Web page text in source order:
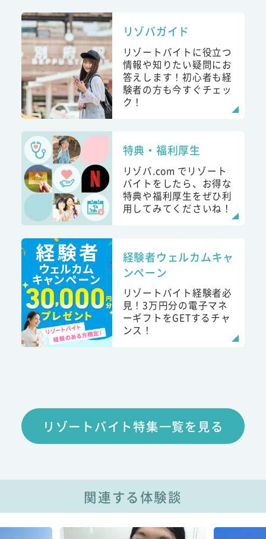
リゾバガイド
リゾートバイトに役立つ
情報や知りたい疑問にお
答えします！初心者も経
験者の方も今すぐチェッ
ク！
特典・福利厚生
リゾバ.com でリゾート
バイトをしたら、お得な
特典や福利厚生をぜひ利
用してみてくださいね！
経験者ウェルカムキャ
ンペーン
リゾートバイト経験者必
見！3万円分の電子マネ
ーギフトをGETするチャ
ンス！
リゾートバイト特集一覧を見る
関連する体験談